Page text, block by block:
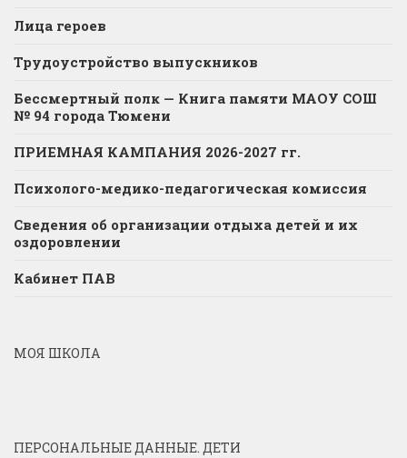
Лица героев
Трудоустройство выпускников
Бессмертный полк — Книга памяти МАОУ СОШ
№ 94 города Тюмени
ПРИЕМНАЯ КАМПАНИЯ 2026-2027 гг.
Психолого-медико-педагогическая комиссия
Сведения об организации отдыха детей и их
оздоровлении
Кабинет ПАВ
МОЯ ШКОЛА
ПЕРСОНАЛЬНЫЕ ДАННЫЕ. ДЕТИ